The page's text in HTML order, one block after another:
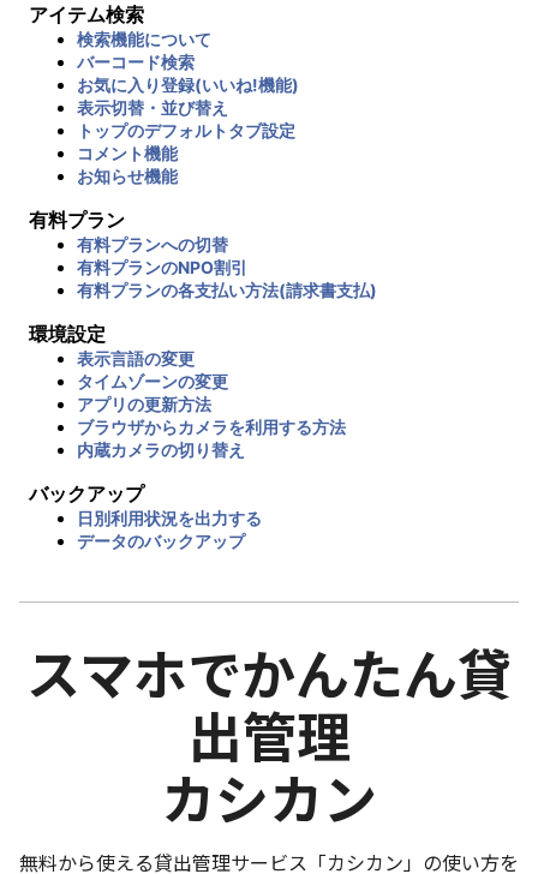
アイテム検索
検索機能について
バーコード検索
お気に入り登録(いいね!機能)
表示切替・並び替え
トップのデフォルトタブ設定
コメント機能
お知らせ機能
有料プラン
有料プランへの切替
有料プランのNPO割引
有料プランの各支払い方法(請求書支払)
環境設定
表示言語の変更
タイムゾーンの変更
アプリの更新方法
ブラウザからカメラを利用する方法
内蔵カメラの切り替え
バックアップ
日別利用状況を出力する
データのバックアップ
スマホでかんたん貸
出管理
カシカン
無料から使える貸出管理サービス「カシカン」の使い方を